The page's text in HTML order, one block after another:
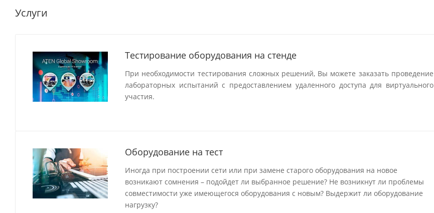
Услуги
Тестирование оборудования на стенде
При необходимости тестирования сложных решений, Вы можете заказать проведение
лабораторных испытаний с предоставлением удаленного доступа для виртуального
участия.
Оборудование на тест
Иногда при построении сети или при замене старого оборудования на новое
возникают сомнения – подойдет ли выбранное решение? Не возникнут ли проблемы
совместимости уже имеющегося оборудования с новым? Выдержит ли оборудование
нагрузку?